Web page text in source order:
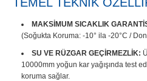
MAKSİMUM SICAKLIK
(Soğukta Koruma: -10° ila -20°C /
SU VE RÜZGAR GEÇİRMEZLİK:
10000mm yoğun kar yağışında test
koruma sağlar.